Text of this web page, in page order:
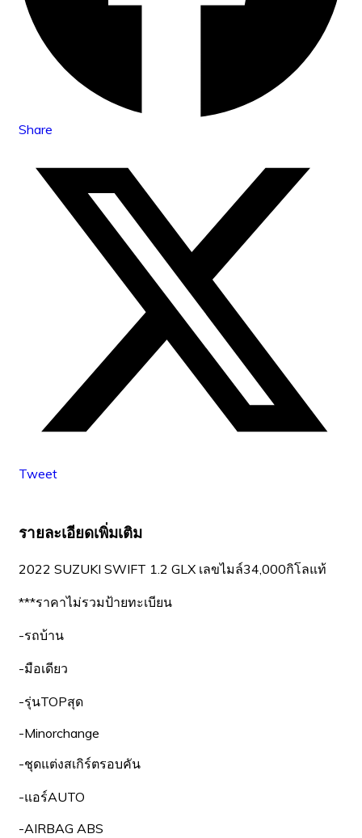
Share
Tweet
รายละเอียดเพิ่มเติม
2022 SUZUKI SWIFT 1.2 GLX เลขไมล์34,000กิโลแท้
***ราคาไม่รวมป้ายทะเบียน
-รถบ้าน
-มือเดียว
-รุ่นTOPสุด
-Minorchange
-ชุดแต่งสเกิร์ตรอบคัน
-แอร์AUTO
-AIRBAG ABS